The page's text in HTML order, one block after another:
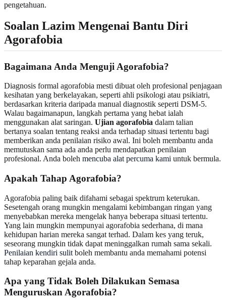
pengetahuan.
Soalan Lazim Mengenai Bantu Diri
Agorafobia
Bagaimana Anda Menguji Agorafobia?
Diagnosis formal agorafobia mesti dibuat oleh profesional penjagaan
kesihatan yang berkelayakan, seperti ahli psikologi atau psikiatri,
berdasarkan kriteria daripada manual diagnostik seperti DSM-5.
Walau bagaimanapun, langkah pertama yang hebat ialah
menggunakan alat saringan. Ujian agorafobia dalam talian
bertanya soalan tentang reaksi anda terhadap situasi tertentu bagi
memberikan anda penilaian risiko awal. Ini boleh membantu anda
memutuskan sama ada anda perlu mendapatkan penilaian
profesional. Anda boleh mencuba alat percuma kami untuk bermula.
Apakah Tahap Agorafobia?
Agorafobia paling baik difahami sebagai spektrum keterukan.
Sesetengah orang mungkin mengalami kebimbangan ringan yang
menyebabkan mereka mengelak hanya beberapa situasi tertentu.
Yang lain mungkin mempunyai agorafobia sederhana, di mana
kehidupan harian mereka sangat terhad. Dalam kes yang teruk,
seseorang mungkin tidak dapat meninggalkan rumah sama sekali.
Penilaian kendiri sulit boleh membantu anda memahami potensi
tahap keparahan gejala anda.
Apa yang Tidak Boleh Dilakukan Semasa
Menguruskan Agorafobia?